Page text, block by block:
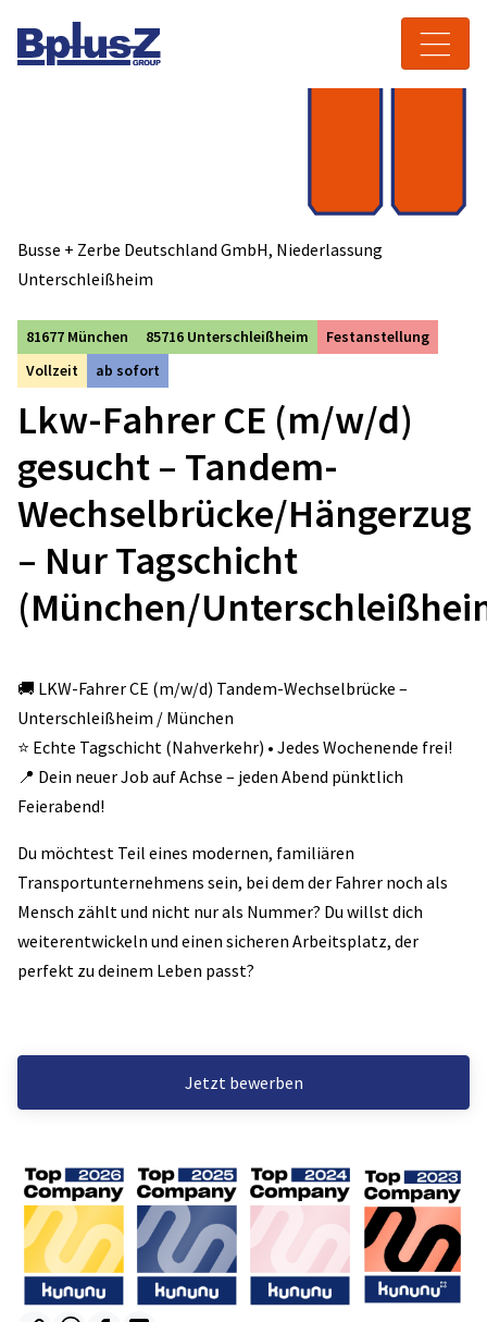
Toggle navigation
Busse + Zerbe Deutschland GmbH, Niederlassung
Unterschleißheim
81677 München 85716 Unterschleißheim
Festanstellung
Vollzeit
ab sofort
Lkw-Fahrer CE (m/w/d)
gesucht – Tandem-
Wechselbrücke/Hängerzug
– Nur Tagschicht
(München/
🚚 LKW-Fahrer CE (m/w/d) Tandem-Wechselbrücke –
Unterschleißheim / München
⭐️ Echte Tagschicht (Nahverkehr) • Jedes Wochenende frei!
📍 Dein neuer Job auf Achse – jeden Abend pünktlich
Feierabend!
Du möchtest Teil eines modernen, familiären
Transportunternehmens sein, bei dem der Fahrer noch als
Mensch zählt und nicht nur als Nummer? Du willst dich
weiterentwickeln und einen sicheren Arbeitsplatz, der
perfekt zu deinem Leben passt?
Jetzt bewerben